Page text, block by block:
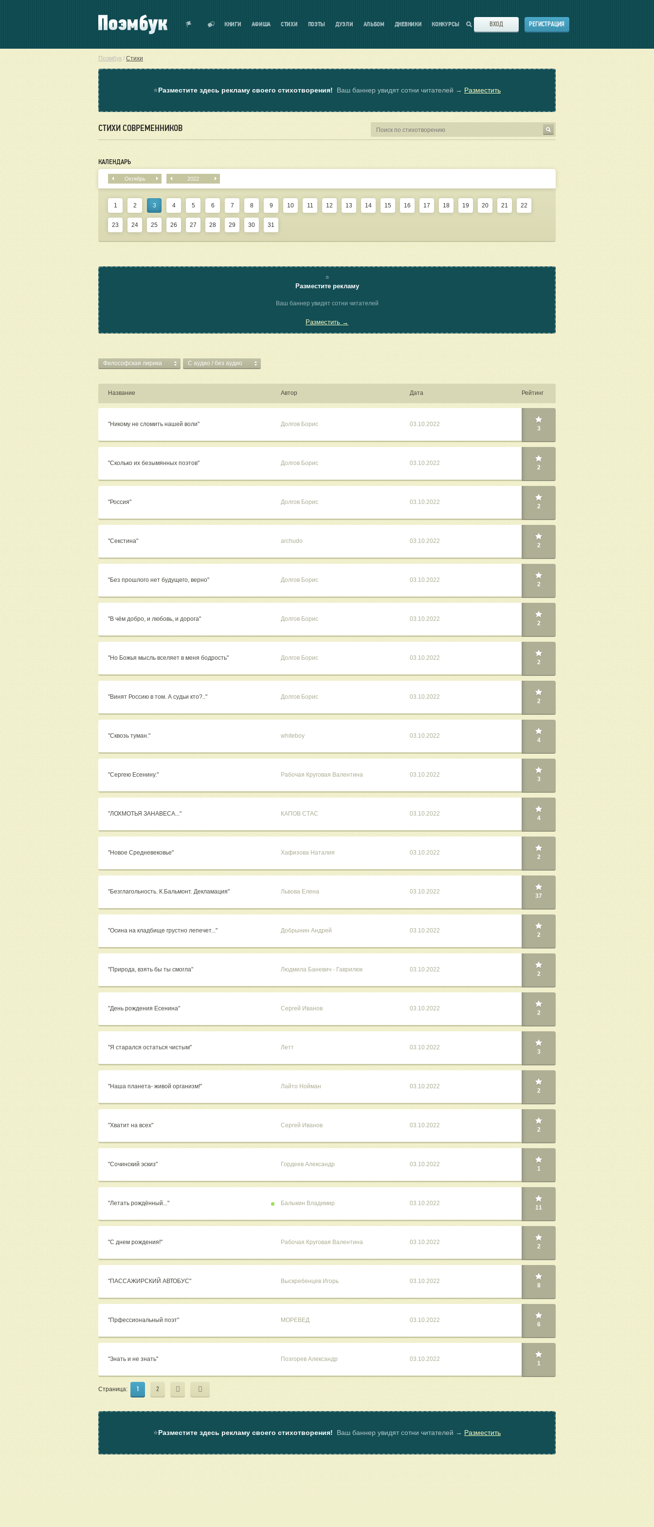
КНИГИ АФИША СТИХИ ПОЭТЫ ДУЭЛИ АЛЬБОМ ДНЕВНИКИ КОНКУРСЫ ВХОД РЕГИСТРАЦИЯ
Поэмбук / Стихи
⭐Разместите здесь рекламу своего стихотворения! Ваш баннер увидят сотни читателей → Разместить
СТИХИ СОВРЕМЕННИКОВ
КАЛЕНДАРЬ
Октябрь 2022
1 2 3 4 5 6 7 8 9 10 11 12 13 14 15 16 17 18 19 20 21 22
23 24 25 26 27 28 29 30 31
⭐
Разместите рекламу
Ваш баннер увидят сотни читателей
Разместить →
Философская лирика C аудио / без аудио
Название Автор Дата Рейтинг
"Никому не сломить нашей воли" Долгов Борис 03.10.2022
3
"Сколько их безымянных поэтов" Долгов Борис 03.10.2022
2
"Россия" Долгов Борис 03.10.2022
2
"Секстина" archudo 03.10.2022
2
"Без прошлого нет будущего, верно" Долгов Борис 03.10.2022
2
"В чём добро, и любовь, и дорога" Долгов Борис 03.10.2022
2
"Но Божья мысль вселяет в меня бодрость" Долгов Борис 03.10.2022
2
"Винят Россию в том. А судьи кто?.." Долгов Борис 03.10.2022
2
"Сквозь туман." whiteboy 03.10.2022
4
"Сергею Есенину." Рабочая Круговая Валентина 03.10.2022
3
"ЛОХМОТЬЯ ЗАНАВЕСА..." КАПОВ СТАС 03.10.2022
4
"Новое Средневековье" Хафизова Наталия 03.10.2022
2
"Безглагольность. К.Бальмонт. Декламация" Львова Елена 03.10.2022
37
"Осина на кладбище грустно лепечет..." Добрынин Андрей 03.10.2022
2
"Природа, взять бы ты смогла" Людмила Баневич - Гаврилюк 03.10.2022
2
"День рождения Есенина" Сергей Иванов 03.10.2022
2
"Я старался остаться чистым" Летт 03.10.2022
3
"Наша планета- живой организм!" Лайто Нойман 03.10.2022
2
"Хватит на всех" Сергей Иванов 03.10.2022
2
"Сочинский эскиз" Гордеев Александр 03.10.2022
1
"Летать рождённый..." Балыкин Владимир 03.10.2022
11
"С днем рождения!" Рабочая Круговая Валентина 03.10.2022
2
"ПАССАЖИРСКИЙ АВТОБУС" Выскребенцев Игорь 03.10.2022
8
"Прфессиональный поэт" МОРЕВЕД 03.10.2022
6
"Знать и не знать" Позгорев Александр 03.10.2022
1
Страница: 1 2
⭐Разместите здесь рекламу своего стихотворения! Ваш баннер увидят сотни читателей → Разместить